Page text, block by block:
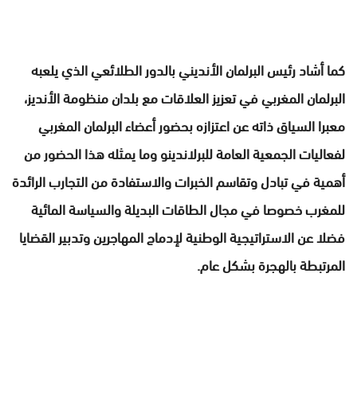
كما أشاد رئيس البرلمان الأنديني بالدور الطلائعي الذي يلعبه
البرلمان المغربي في تعزيز العلاقات مع بلدان منظومة الأنديز،
معبرا السياق ذاته عن اعتزازه بحضور أعضاء البرلمان المغربي
لفعاليات الجمعية العامة للبرلاندينو وما يمثله هذا الحضور من
أهمية في تبادل وتقاسم الخبرات والاستفادة من التجارب الرائدة
للمغرب خصوصا في مجال الطاقات البديلة والسياسة المائية
فضلا عن الاستراتيجية الوطنية لإدماج المهاجرين وتدبير القضايا
المرتبطة بالهجرة بشكل عام.